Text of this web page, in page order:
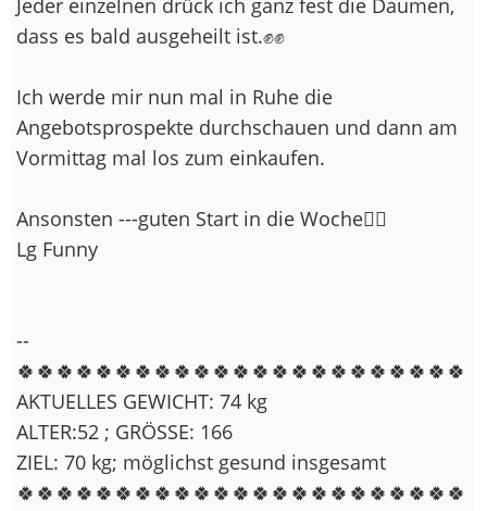
Jeder einzelnen drück ich ganz fest die Daumen,
dass es bald ausgeheilt ist.✊✊
Ich werde mir nun mal in Ruhe die
Angebotsprospekte durchschauen und dann am
Vormittag mal los zum einkaufen.
Ansonsten ---guten Start in die Woche🙋‍♀️
Lg Funny
--
🍀🍀🍀🍀🍀🍀🍀🍀🍀🍀🍀🍀🍀🍀🍀🍀🍀🍀🍀🍀🍀🍀🍀
AKTUELLES GEWICHT: 74 kg
ALTER:52 ; GRÖSSE: 166
ZIEL: 70 kg; möglichst gesund insgesamt
🍀🍀🍀🍀🍀🍀🍀🍀🍀🍀🍀🍀🍀🍀🍀🍀🍀🍀🍀🍀🍀🍀🍀